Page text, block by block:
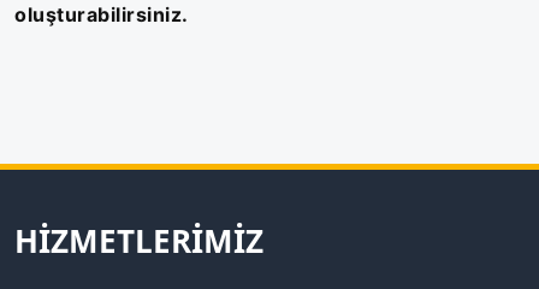
oluşturabilirsiniz.
HIZMETLERIMIZ